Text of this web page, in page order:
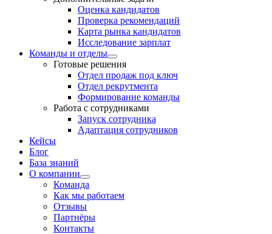
Оценка кандидатов
Проверка рекомендаций
Карта рынка кандидатов
Исследование зарплат
Команды и отделы
Готовые решения
Отдел продаж под ключ
Отдел рекрутмента
Формирование команды
Работа с сотрудниками
Запуск сотрудника
Адаптация сотрудников
Кейсы
Блог
База знаний
О компании
Команда
Как мы работаем
Отзывы
Партнёры
Контакты